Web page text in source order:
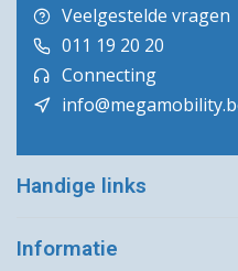
Veelgestelde vragen
011 19 20 20
Connecting
Handige links
Informatie